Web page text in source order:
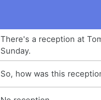
There's a reception at
Sunday.
So, how was this